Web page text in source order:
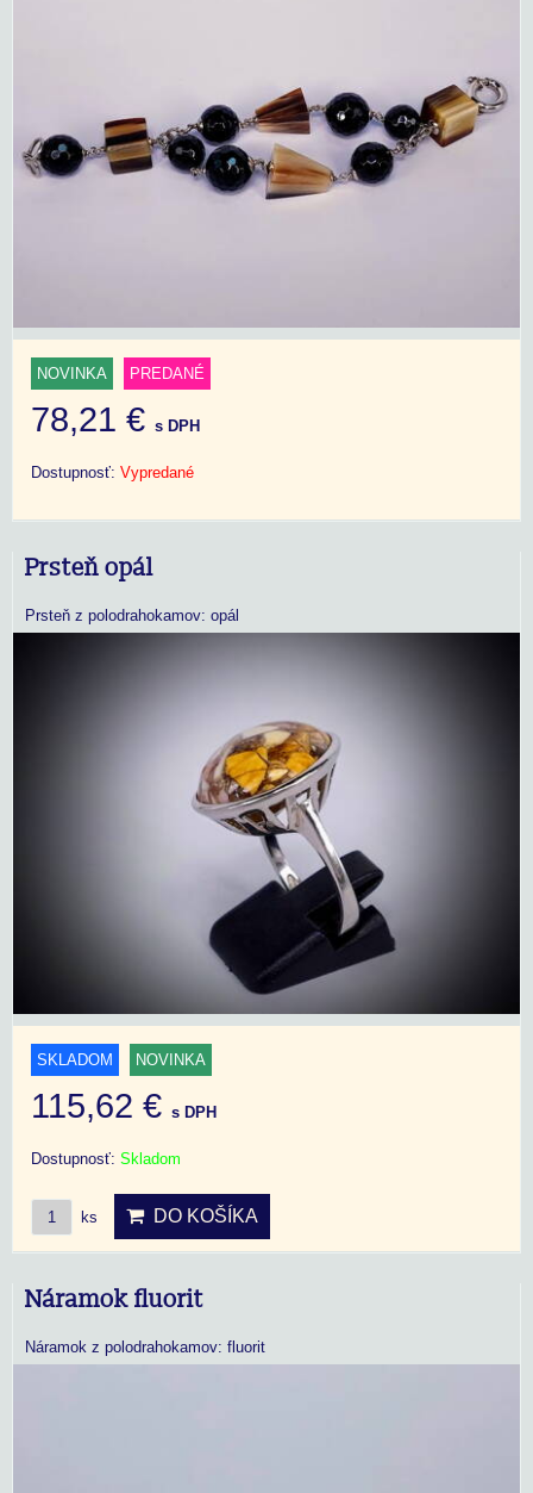
NOVINKA PREDANÉ
78,21 € s DPH
Dostupnosť: Vypredané
Prsteň opál
Prsteň z polodrahokamov: opál
SKLADOM NOVINKA
115,62 € s DPH
Dostupnosť: Skladom
ks DO KOŠÍKA
Náramok fluorit
Náramok z polodrahokamov: fluorit